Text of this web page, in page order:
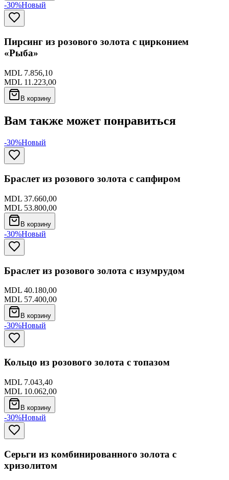
-30%Новый
Пирсинг из розового золота с цирконием
«Рыба»
MDL 7.856,10
MDL 11.223,00
В корзину
Вам также может понравиться
-30%Новый
Браслет из розового золота с сапфиром
MDL 37.660,00
MDL 53.800,00
В корзину
-30%Новый
Браслет из розового золота с изумрудом
MDL 40.180,00
MDL 57.400,00
В корзину
-30%Новый
Кольцо из розового золота с топазом
MDL 7.043,40
MDL 10.062,00
В корзину
-30%Новый
Серьги из комбинированного золота с
хризолитом